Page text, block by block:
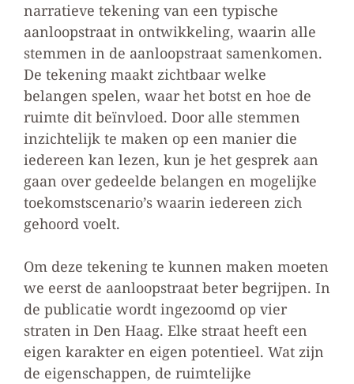
narratieve tekening van een typische
aanloopstraat in ontwikkeling, waarin alle
stemmen in de aanloopstraat samenkomen.
De tekening maakt zichtbaar welke
belangen spelen, waar het botst en hoe de
ruimte dit beïnvloed. Door alle stemmen
inzichtelijk te maken op een manier die
iedereen kan lezen, kun je het gesprek aan
gaan over gedeelde belangen en mogelijke
toekomstscenario’s waarin iedereen zich
gehoord voelt.
Om deze tekening te kunnen maken moeten
we eerst de aanloopstraat beter begrijpen. In
de publicatie wordt ingezoomd op vier
straten in Den Haag. Elke straat heeft een
eigen karakter en eigen potentieel. Wat zijn
de eigenschappen, de ruimtelijke